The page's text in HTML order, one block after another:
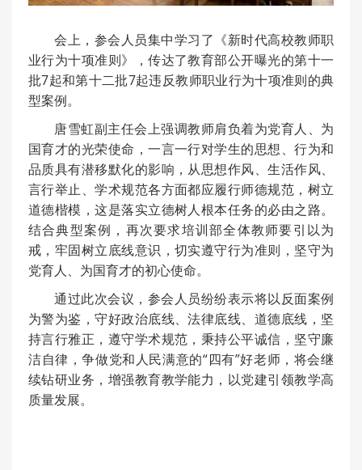
会上，参会人员集中学习了《新时代高校教师职
业行为十项准则》，传达了教育部公开曝光的第十一
批7起和第十二批7起违反教师职业行为十项准则的典
型案例。
唐雪虹副主任会上强调教师肩负着为党育人、为
国育才的光荣使命，一言一行对学生的思想、行为和
品质具有潜移默化的影响，从思想作风、生活作风、
言行举止、学术规范各方面都应履行师德规范，树立
道德楷模，这是落实立德树人根本任务的必由之路。
结合典型案例，再次要求培训部全体教师要引以为
戒，牢固树立底线意识，切实遵守行为准则，坚守为
党育人、为国育才的初心使命。
通过此次会议，参会人员纷纷表示将以反面案例
为警为鉴，守好政治底线、法律底线、道德底线，坚
持言行雅正，遵守学术规范，秉持公平诚信，坚守廉
洁自律，争做党和人民满意的“四有”好老师，将会继
续钻研业务，增强教育教学能力，以党建引领教学高
质量发展。